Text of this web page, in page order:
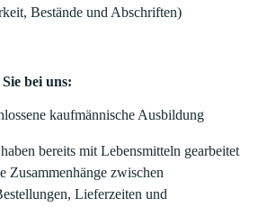
Bestände und Abschriften)
bei uns:
kaufmännische Ausbildung
bereits mit Lebensmitteln gearbeitet
Zusammenhänge zwischen
Lieferzeiten und